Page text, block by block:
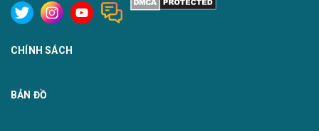
CHÍNH SÁCH
BẢN ĐỒ